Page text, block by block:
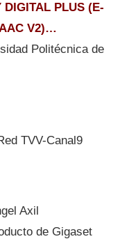
PLUS (E-
V2)…
Politécnica de
TVV-Canal9
Axil
de Gigaset